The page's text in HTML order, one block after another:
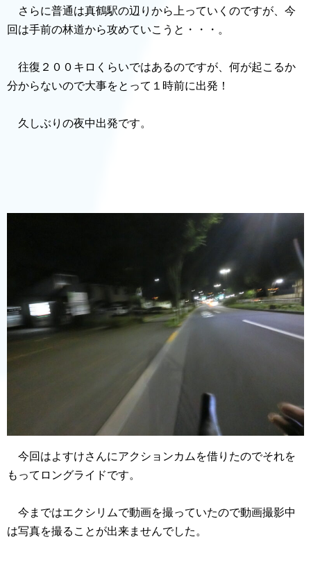
さらに普通は真鶴駅の辺りから上っていくのですが、今
回は手前の林道から攻めていこうと・・・。
往復２００キロくらいではあるのですが、何が起こるか
分からないので大事をとって１時前に出発！
久しぶりの夜中出発です。
今回はよすけさんにアクションカムを借りたのでそれを
もってロングライドです。
今まではエクシリムで動画を撮っていたので動画撮影中
は写真を撮ることが出来ませんでした。